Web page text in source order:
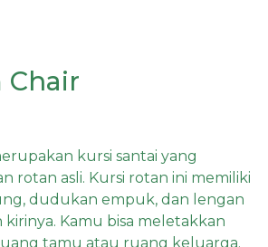
Chair
kursi santai yang
rotan asli. Kursi rotan ini memiliki
dudukan empuk, dan lengan
kirinya. Kamu bisa meletakkan
tamu atau ruang keluarga.